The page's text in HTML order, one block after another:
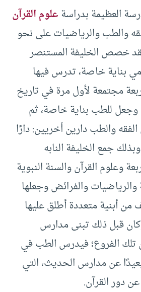
العظيمة بدراسةعلوم القرآن
والطب والرياضيات على نحو
خصص الخليفة المستنصر
بناية خاصة، تدرس فيها
مجتمعة لأول مرة في تاريخ
وجعل للطب بناية خاصة، ثم
والطب دارين أخريين: دارًا
جمع الخليفة النابه
وعلوم القرآن والسنة النبوية
والفرائض وجعلها
أبنية متعددة أطلق عليها
قبل ذلك تبنى مدارس
تلك الفروع؛ فيدرس الطب في
عن مدارس الحديث، التي
دور القرآن.